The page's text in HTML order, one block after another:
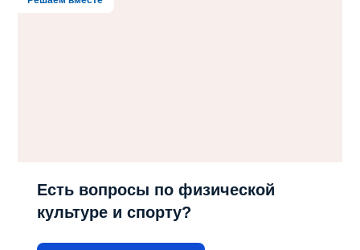
Есть вопросы по физической
культуре и спорту?